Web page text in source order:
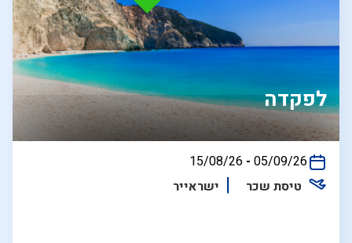
לפקדה
בין
15/08/26 - 05/09/26
טיסת שכר
ישראייר